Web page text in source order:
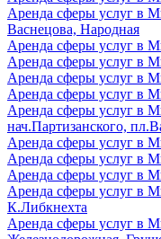
Аренда сферы услуг в
Васнецова, Народная
Аренда сферы услуг в
Аренда сферы услуг в
Аренда сферы услуг в
Аренда сферы услуг в
Аренда сферы услуг в
нач.Партизанского,
Аренда сферы услуг в
Аренда сферы услуг в
Аренда сферы услуг в
Аренда сферы услуг в
К.Либкнехта
Аренда сферы услуг в